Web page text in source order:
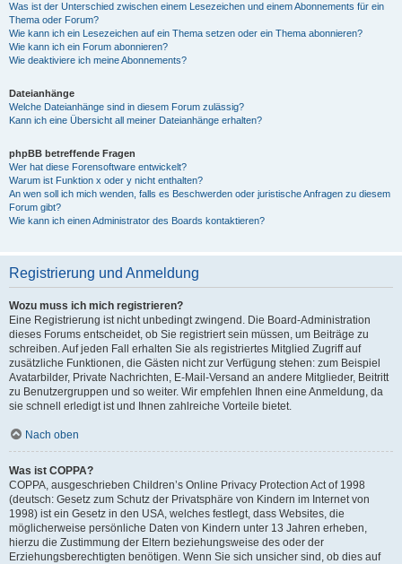
Was ist der Unterschied zwischen einem Lesezeichen und einem Abonnements für ein
Thema oder Forum?
Wie kann ich ein Lesezeichen auf ein Thema setzen oder ein Thema abonnieren?
Wie kann ich ein Forum abonnieren?
Wie deaktiviere ich meine Abonnements?
Dateianhänge
Welche Dateianhänge sind in diesem Forum zulässig?
Kann ich eine Übersicht all meiner Dateianhänge erhalten?
phpBB betreffende Fragen
Wer hat diese Forensoftware entwickelt?
Warum ist Funktion x oder y nicht enthalten?
An wen soll ich mich wenden, falls es Beschwerden oder juristische Anfragen zu diesem
Forum gibt?
Wie kann ich einen Administrator des Boards kontaktieren?
Registrierung und Anmeldung
Wozu muss ich mich registrieren?
Eine Registrierung ist nicht unbedingt zwingend. Die Board-Administration
dieses Forums entscheidet, ob Sie registriert sein müssen, um Beiträge zu
schreiben. Auf jeden Fall erhalten Sie als registriertes Mitglied Zugriff auf
zusätzliche Funktionen, die Gästen nicht zur Verfügung stehen: zum Beispiel
Avatarbilder, Private Nachrichten, E-Mail-Versand an andere Mitglieder, Beitritt
zu Benutzergruppen und so weiter. Wir empfehlen Ihnen eine Anmeldung, da
sie schnell erledigt ist und Ihnen zahlreiche Vorteile bietet.
Nach oben
Was ist COPPA?
COPPA, ausgeschrieben Children’s Online Privacy Protection Act of 1998
(deutsch: Gesetz zum Schutz der Privatsphäre von Kindern im Internet von
1998) ist ein Gesetz in den USA, welches festlegt, dass Websites, die
möglicherweise persönliche Daten von Kindern unter 13 Jahren erheben,
hierzu die Zustimmung der Eltern beziehungsweise des oder der
Erziehungsberechtigten benötigen. Wenn Sie sich unsicher sind, ob dies auf